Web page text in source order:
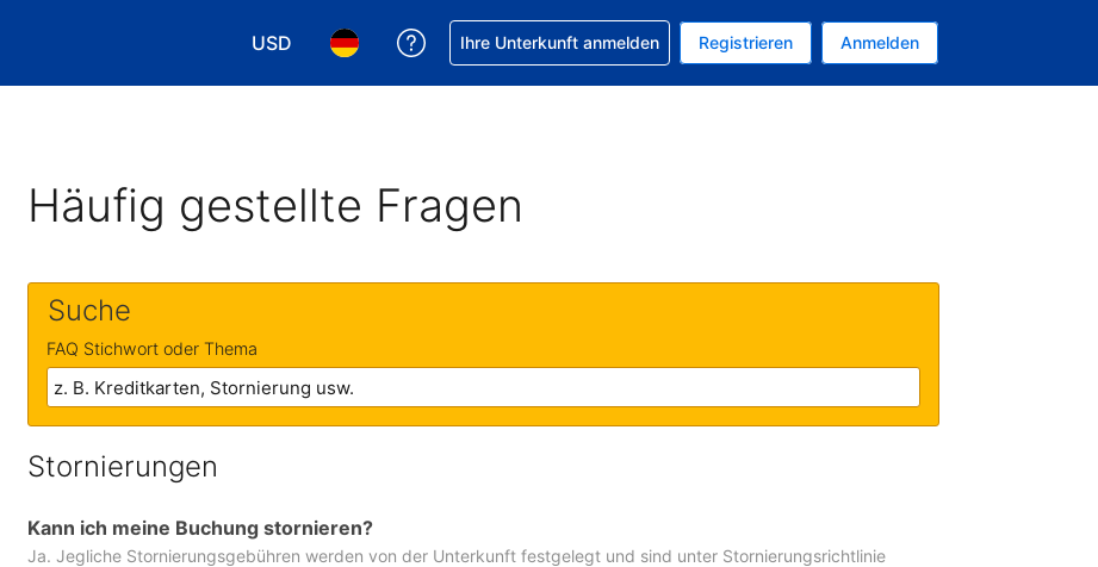
USD
Wählen Sie Ihre Währung. Ihre aktuelle Währung ist US-Dollar
Wählen Sie Ihre Sprache. Ihre aktuelle Sprache ist Deutsch
Hilfe bei Ihrer Buchung erhalten
Ihre Unterkunft anmelden Registrieren Anmelden
Häufig gestellte Fragen
Suche
FAQ Stichwort oder Thema
Stornierungen
Kann ich meine Buchung stornieren?
Ja. Jegliche Stornierungsgebühren werden von der Unterkunft festgelegt und sind unter Stornierungsrichtlinie